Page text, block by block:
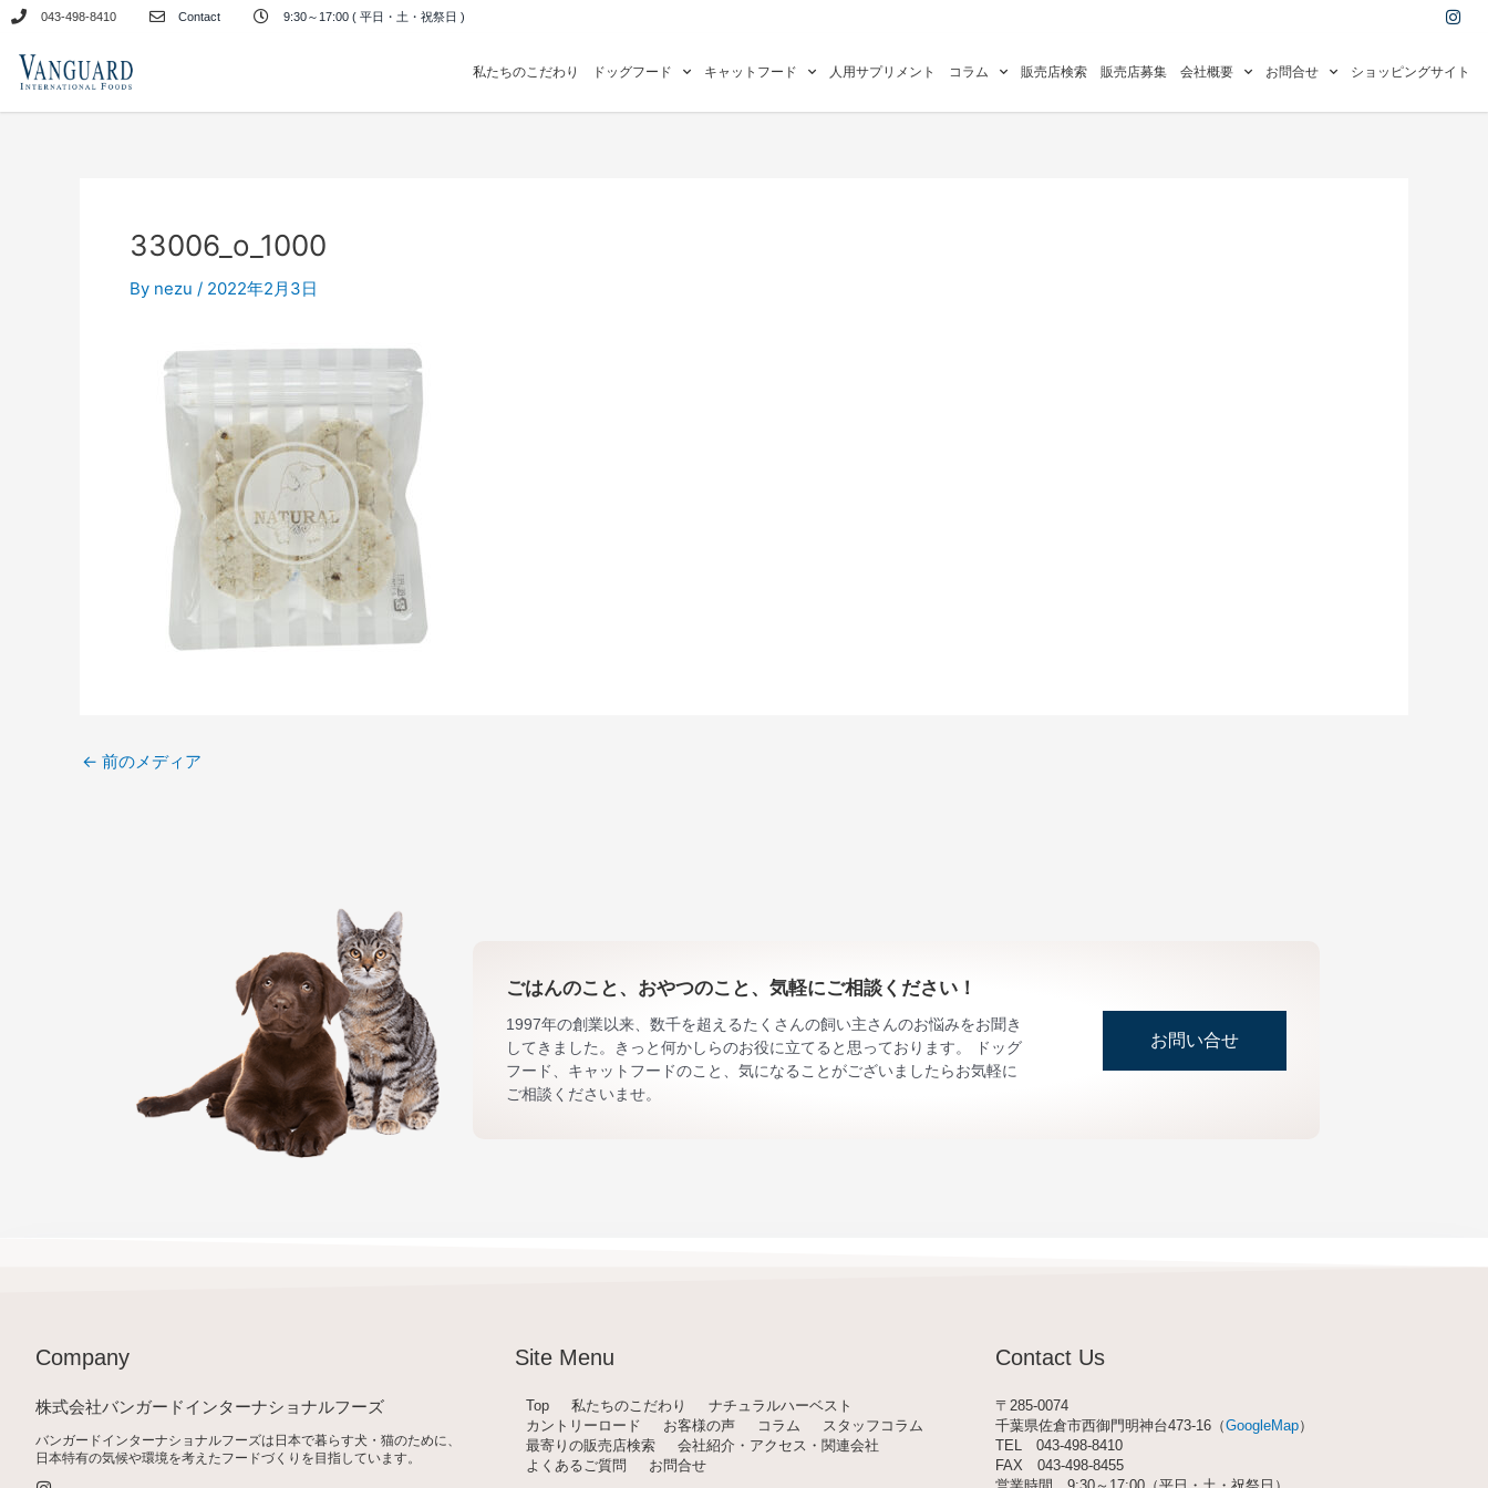
キ
043-498-8410 Contact 9:30～17:00 ( 平日・土・祝祭日 ) I
n
a
r
私たちのこだわり ドッグフード キャットフード 人用サプリメント コラム 販売店検索 販売店募集 会社概要 お問合せ ショッピングサイト
33006_o_1000
By nezu / 2022年2月3日
← 前のメディア
ごはんのこと、おやつのこと、気軽にご相談ください！
1997年の創業以来、数千を超えるたくさんの飼い主さんのお悩みをお聞き
してきました。きっと何かしらのお役に立てると思っております。 ドッグ
フード、キャットフードのこと、気になることがございましたらお気軽に
ご相談くださいませ。
お問い合せ
Company
株式会社バンガードインターナショナルフーズ
バンガードインターナショナルフーズは日本で暮らす犬・猫のために、
日本特有の気候や環境を考えたフードづくりを目指しています。
Site Menu
Top 私たちのこだわり
ナチュラルハーベスト
カントリーロード
お客様の声 コラム
スタッフコラム
最寄りの販売店検索
会社紹介・アクセス・関連会社
よくあるご質問
お問合せ
Contact Us
〒285-0074
千葉県佐倉市西御門明神台473-16（GoogleMap）
TEL 043-498-8410
FAX 043-498-8455